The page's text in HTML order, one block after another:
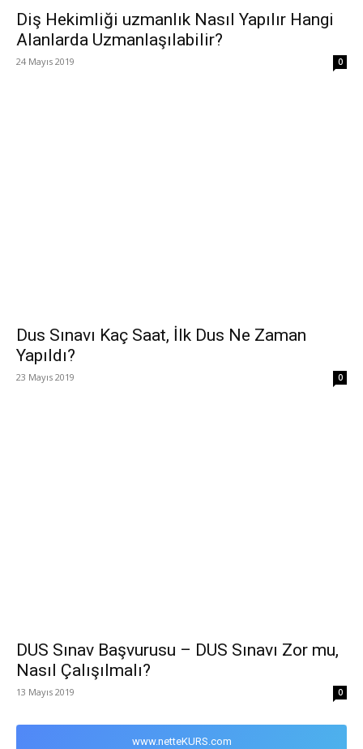
Diş Hekimliği uzmanlık Nasıl Yapılır Hangi
Alanlarda Uzmanlaşılabilir?
24 Mayıs 2019 0
Dus Sınavı Kaç Saat, İlk Dus Ne Zaman
Yapıldı?
23 Mayıs 2019 0
DUS Sınav Başvurusu – DUS Sınavı Zor mu,
Nasıl Çalışılmalı?
13 Mayıs 2019 0
www.netteKURS.com